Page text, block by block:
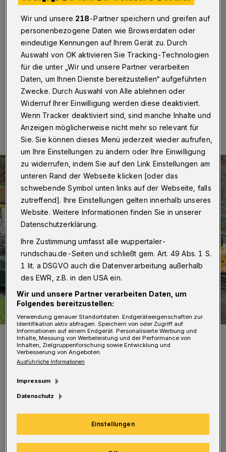
Wuppertal·Im Wuppertaler Stadion am Zoo ist der
Startschuss zum Abriss der alten Toilettenanlage hinter
der Südtribüne im Gästebereich gestartet. Es ist die
nächste größere Aktion nach der Sanierung des
Rasens.
Eine Minute Lesezeit
Die Bagger sind im Einsatz.
Foto: Stadt Wuppertal
Auch der in die Jahre gekommene
Behelfstoiletten-Container wurde entfernt.
Der Abriss der Toilettenanlage soll noch vor
Wir und unsere 218-Partner speichern und greifen auf
personenbezogene Daten wie Browserdaten oder
eindeutige Kennungen auf Ihrem Gerät zu. Durch
Auswahl von OK aktivieren Sie Tracking-Technologien
für die unter „Wir und unsere Partner verarbeiten
Daten, um Ihnen Dienste bereitzustellen“ aufgeführten
Zwecke. Durch Auswahl von Alle ablehnen oder
Widerruf Ihrer Einwilligung werden diese deaktiviert.
Wenn Tracker deaktiviert sind, sind manche Inhalte und
Anzeigen möglicherweise nicht mehr so relevant für
Sie. Sie können dieses Menü jederzeit wieder aufrufen,
um Ihre Einstellungen zu ändern oder Ihre Einwilligung
zu widerrufen, indem Sie auf den Link Einstellungen am
unteren Rand der Webseite klicken [oder das
schwebende Symbol unten links auf der Webseite, falls
zutreffend]. Ihre Einstellungen gelten innerhalb unseres
Website. Weitere Informationen finden Sie in unserer
Datenschutzerklärung.
Ihre Zustimmung umfasst alle wuppertaler-
rundschau.de-Seiten und schließt gem. Art. 49 Abs. 1 S.
1 lit. a DSGVO auch die Datenverarbeitung außerhalb
des EWR, z.B. in den USA ein.
Wir und unsere Partner verarbeiten Daten, um
Folgendes bereitzustellen:
Verwendung genauer Standortdaten. Endgeräteeigenschaften zur
Identifikation aktiv abfragen. Speichern von oder Zugriff auf
Informationen auf einem Endgerät. Personalisierte Werbung und
Inhalte, Messung von Werbeleistung und der Performance von
Inhalten, Zielgruppenforschung sowie Entwicklung und
Verbesserung von Angeboten.
Ausführliche Informationen
Impressum
Datenschutz
Einstellungen